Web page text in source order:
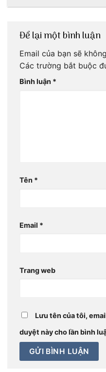
Để lại một bình luận
Email của bạn sẽ
Các trường bắt buộc
Bình luận *
Tên *
Email *
Trang web
Lưu tên của tôi,
duyệt này cho lần bình